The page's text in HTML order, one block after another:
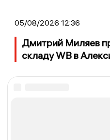
05/08/2026 12:36
Дмитрий Миляев
складу WB в